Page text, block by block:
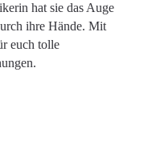
hat sie das Auge
ihre Hände. Mit
euch tolle